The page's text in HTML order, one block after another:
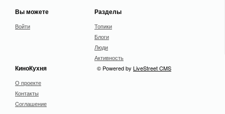
Вы можете
Войти
Разделы
Топики
Блоги
Люди
Активность
КиноКухня
О проекте
Контакты
Cоглашение
© Powered by LiveStreet CMS